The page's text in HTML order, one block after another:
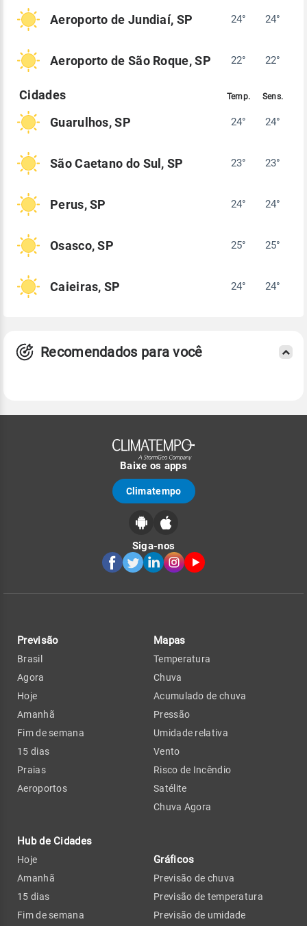
Aeroporto de Jundiaí, SP 24° 24°
Aeroporto de São Roque, SP 22° 22°
Guarulhos, SP 24° 24°
São Caetano do Sul, SP 23° 23°
Perus, SP 24° 24°
Osasco, SP 25° 25°
Caieiras, SP 24° 24°
Recomendados para você
Baixe os apps
Climatempo
Siga-nos
Previsão
Brasil
Agora
Hoje
Amanhã
Fim de semana
15 dias
Praias
Aeroportos
Hub de Cidades
Hoje
Amanhã
15 dias
Fim de semana
Mapas
Temperatura
Chuva
Acumulado de chuva
Pressão
Umidade relativa
Vento
Risco de Incêndio
Satélite
Chuva Agora
Gráficos
Previsão de chuva
Previsão de temperatura
Previsão de umidade